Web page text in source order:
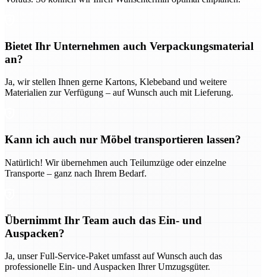
Bietet Ihr Unternehmen auch Verpackungsmaterial
an?
Ja, wir stellen Ihnen gerne Kartons, Klebeband und weitere
Materialien zur Verfügung – auf Wunsch auch mit Lieferung.
Kann ich auch nur Möbel transportieren lassen?
Natürlich! Wir übernehmen auch Teilumzüge oder einzelne
Transporte – ganz nach Ihrem Bedarf.
Übernimmt Ihr Team auch das Ein- und
Auspacken?
Ja, unser Full-Service-Paket umfasst auf Wunsch auch das
professionelle Ein- und Auspacken Ihrer Umzugsgüter.